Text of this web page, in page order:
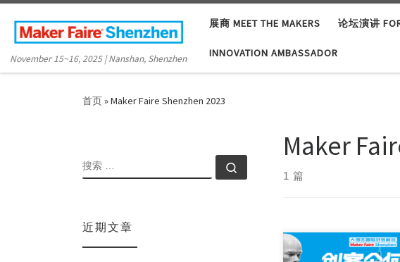
Skip to content
November 15~16, 2025 | Nanshan, Shenzhen
展商 MEET THE MAKERS 论坛演讲
INNOVATION AMBASSADOR
首页»Maker Faire Shenzhen 2023
Maker
1 篇
搜索
近期文章